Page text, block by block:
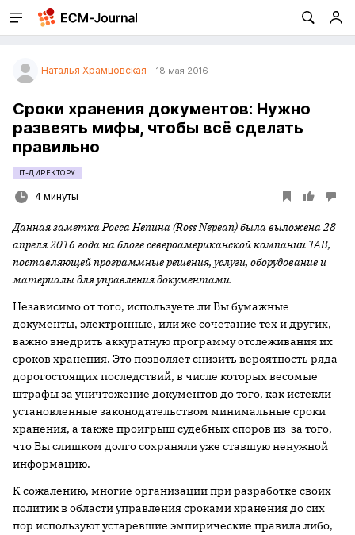
Наталья Храмцовская 18 мая 2016
Сроки хранения документов: Нужно
развеять мифы, чтобы всё сделать
правильно
IT-ДИРЕКТОРУ
4 минуты
Данная заметка Росса Непина (Ross Nepean) была выложена 28
апреля 2016 года на блоге североамериканской компании TAB,
поставляющей программные решения, услуги, оборудование и
материалы для управления документами.
Независимо от того, используете ли Вы бумажные
документы, электронные, или же сочетание тех и других,
важно внедрить аккуратную программу отслеживания их
сроков хранения. Это позволяет снизить вероятность ряда
дорогостоящих последствий, в числе которых весомые
штрафы за уничтожение документов до того, как истекли
установленные законодательством минимальные сроки
хранения, а также проигрыш судебных споров из-за того,
что Вы слишком долго сохраняли уже ставшую ненужной
информацию.
К сожалению, многие организации при разработке своих
политик в области управления сроками хранения до сих
пор используют устаревшие эмпирические правила либо,